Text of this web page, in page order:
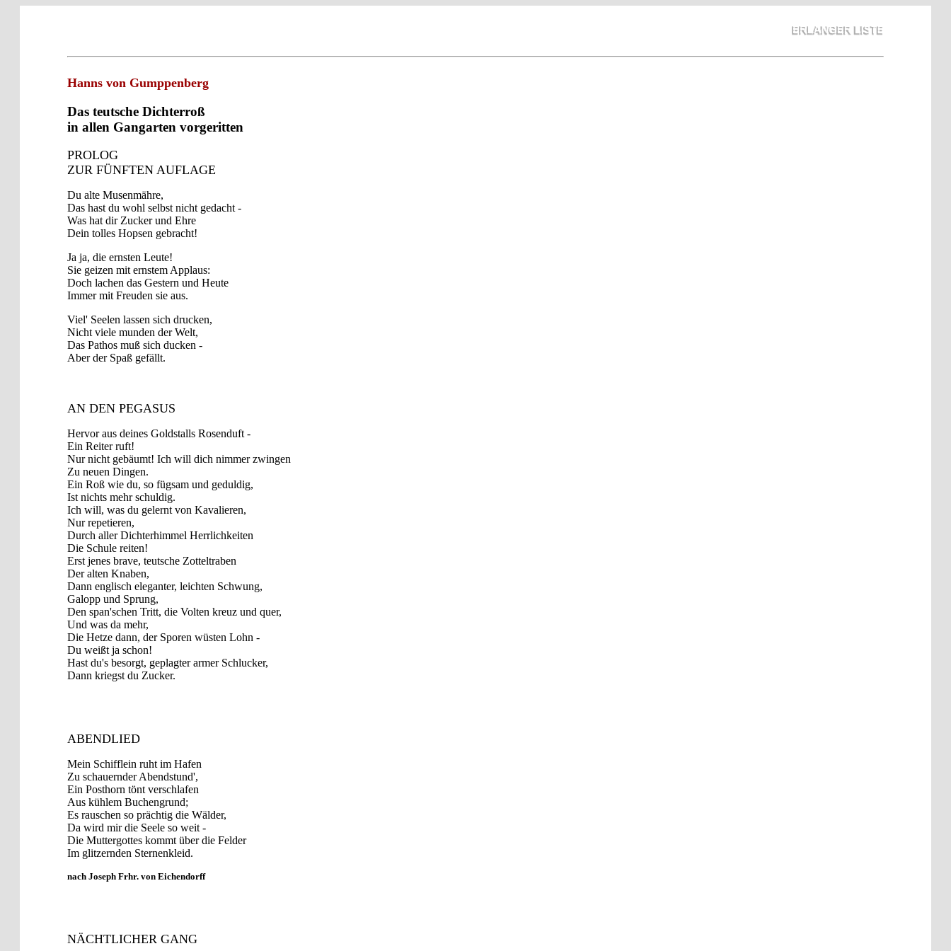
Hanns von Gumppenberg
Das teutsche Dichterroß
in allen Gangarten vorgeritten
PROLOG
ZUR FÜNFTEN AUFLAGE
Du alte Musenmähre,
Das hast du wohl selbst nicht gedacht -
Was hat dir Zucker und Ehre
Dein tolles Hopsen gebracht!
Ja ja, die ernsten Leute!
Sie geizen mit ernstem Applaus:
Doch lachen das Gestern und Heute
Immer mit Freuden sie aus.
Viel' Seelen lassen sich drucken,
Nicht viele munden der Welt,
Das Pathos muß sich ducken -
Aber der Spaß gefällt.
AN DEN PEGASUS
Hervor aus deines Goldstalls Rosenduft -
Ein Reiter ruft!
Nur nicht gebäumt! Ich will dich nimmer zwingen
Zu neuen Dingen.
Ein Roß wie du, so fügsam und geduldig,
Ist nichts mehr schuldig.
Ich will, was du gelernt von Kavalieren,
Nur repetieren,
Durch aller Dichterhimmel Herrlichkeiten
Die Schule reiten!
Erst jenes brave, teutsche Zotteltraben
Der alten Knaben,
Dann englisch eleganter, leichten Schwung,
Galopp und Sprung,
Den span'schen Tritt, die Volten kreuz und quer,
Und was da mehr,
Die Hetze dann, der Sporen wüsten Lohn -
Du weißt ja schon!
Hast du's besorgt, geplagter armer Schlucker,
Dann kriegst du Zucker.
ABENDLIED
Mein Schifflein ruht im Hafen
Zu schauernder Abendstund',
Ein Posthorn tönt verschlafen
Aus kühlem Buchengrund;
Es rauschen so prächtig die Wälder,
Da wird mir die Seele so weit -
Die Muttergottes kommt über die Felder
Im glitzernden Sternenkleid.
nach Joseph Frhr. von Eichendorff
NÄCHTLICHER GANG